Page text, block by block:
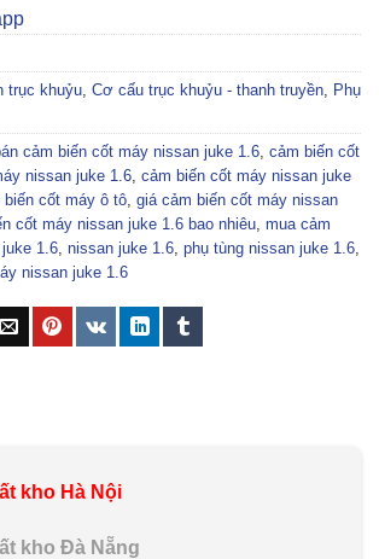
trục khuỷu Cơ cấu trục khuỷu - thanh truyền Phụ
cảm biến cốt máy nissan juke 1.6 cảm biến cốt
nissan juke 1.6 cảm biến cốt máy nissan juke
biến cốt máy ô tô giá cảm biến cốt máy nissan
cốt máy nissan juke 1.6 bao nhiêu mua cảm
1.6 nissan juke 1.6 phụ tùng nissan juke 1.6
nissan juke 1.6
kho Hà Nội
kho Đà Nẵng